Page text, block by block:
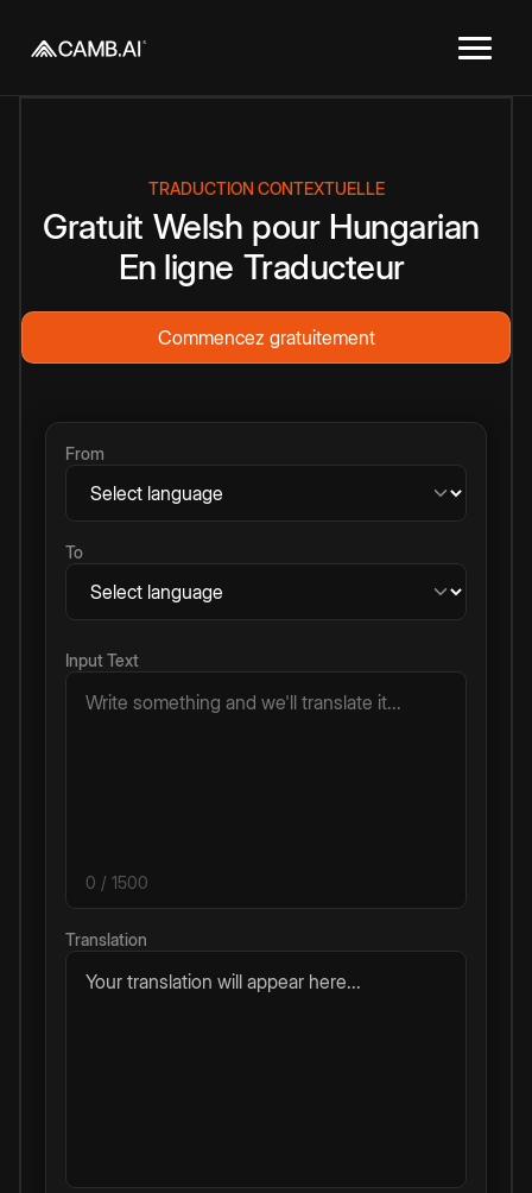
TRADUCTION CONTEXTUELLE
Gratuit Welsh pour Hungarian
En ligne Traducteur
Commencez gratuitement
From
To
Input Text
0 / 1500
Translation
Your translation will appear here...